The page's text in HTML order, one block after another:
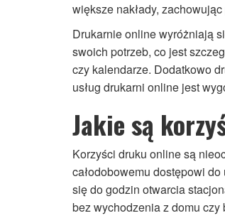
większe nakłady,
Drukarnie online wyróżniają
swoich potrzeb, co jest
czy kalendarze. Dodatkowo
usług drukarni online jest
Jakie są
Korzyści druku online są
całodobowemu dostępowi
się do godzin otwarcia
bez wychodzenia z domu